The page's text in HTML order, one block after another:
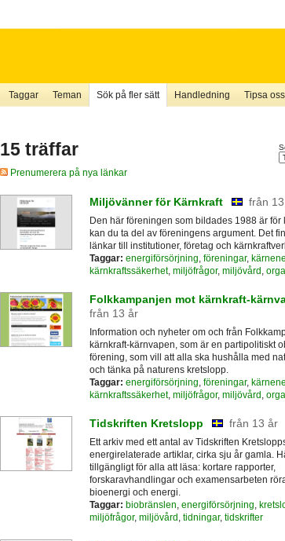
Taggar Teman Sök på fler sätt Handledning Tipsa oss
15 träffar
Prenumerera på nya länkar
Miljövänner för Kärnkraft från
Den här föreningen som bildades 1988 är för
kan du ta del av föreningens argument. Det
länkar till institutioner, företag och
Taggar: energiförsörjning föreningar,
kärnkraftssäkerhet, miljöfrågor, miljövård
Folkkampanjen mot kärnkraft-
från 13 år
Information och nyheter om och från
kärnkraft-kärnvapen, som är en partipolitiskt
förening, som vill att alla ska hushålla med
och tänka på naturens kretslopp.
Taggar: energiförsörjning, föreningar,
kärnkraftssäkerhet, miljöfrågor, miljövård ,
Tidskriften Kretslopp från 13 år
Ett arkiv med ett antal av Tidskriften
energirelaterade artiklar, cirka sju år gamla.
tillgängligt för alla att läsa: kortare rapporter,
forskaravhandlingar och examensarbeten
bioenergi och energi.
Taggar: biobränslen, energiförsörjning,
miljöfrågor, miljövård , tidningar, tidskrifter